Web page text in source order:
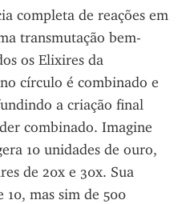
completa de reações em
transmutação bem-
os Elixires da
círculo é combinado e
a criação final
combinado. Imagine
10 unidades de ouro,
de 20x e 30x. Sua
mas sim de 500